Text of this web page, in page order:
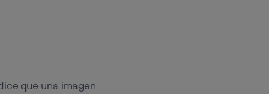
que una imagen